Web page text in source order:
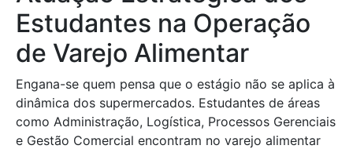
Estudantes na Operação
de Varejo Alimentar
Engana-se quem pensa que o estágio não se aplica à
dinâmica dos supermercados. Estudantes de áreas
como Administração, Logística, Processos Gerenciais
e Gestão Comercial encontram no varejo alimentar